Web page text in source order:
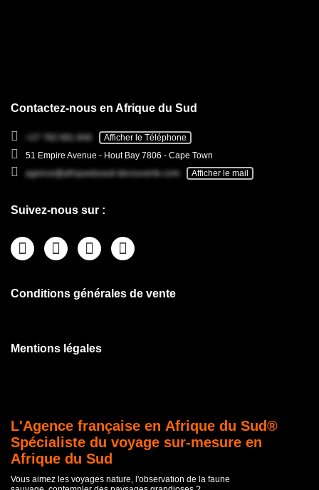
Contactez-nous en Afrique du Sud
+27 782 681 846
Afficher le Téléphone
51 Empire Avenue - Hout Bay 7806 - Cape Town
agence@afriquedusud-decouverte.com
Afficher le mail
Suivez-nous sur :
Conditions générales de vente
Mentions légales
L'Agence française en Afrique du Sud®
Spécialiste du voyage sur-mesure en
Afrique du Sud
Vous aimez les voyages nature, l'observation de la faune